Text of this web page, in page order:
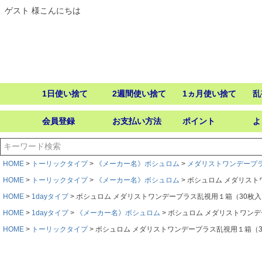
ゲスト 様こんにちは
1日使い捨て 2週間使い捨て 1ヵ月使い捨て
会員登録 お支払い方法 ポイント
HOME トーリックタイプ 《メーカー名》ボシュロム
メダリストワンデープ
HOME
トーリックタイプ 《メーカー名》ボシュロム
ボシュロム メダリス
HOME
1dayタイプ
ボシュロム メダリストワンデープラス乱視用１箱（30枚
HOME
1dayタイプ 《メーカー名》ボシュロム
ボシュロム メダリストワン
HOME
トーリックタイプ ボシュロム メダリストワンデープラス乱視用１箱